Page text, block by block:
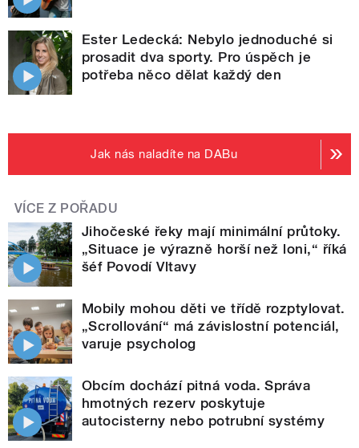
Ester Ledecká: Nebylo jednoduché si
prosadit dva sporty. Pro úspěch je
potřeba něco dělat každý den
Jak nás naladíte na DABu
VÍCE Z POŘADU
Jihočeské řeky mají minimální průtoky.
„Situace je výrazně horší než loni,“ říká
šéf Povodí Vltavy
Mobily mohou děti ve třídě rozptylovat.
„Scrollování“ má závislostní potenciál,
varuje psycholog
Obcím dochází pitná voda. Správa
hmotných rezerv poskytuje
autocisterny nebo potrubní systémy